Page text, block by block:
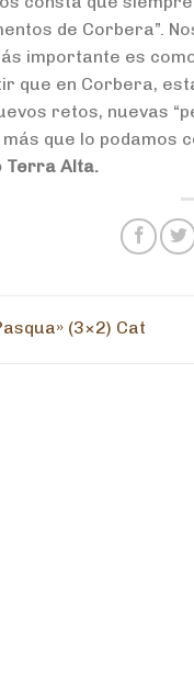
de Corbera”.
importante es
que en Corbera,
retos, nuevas
que lo podamos
Terra Alta.
(3×2) Cat